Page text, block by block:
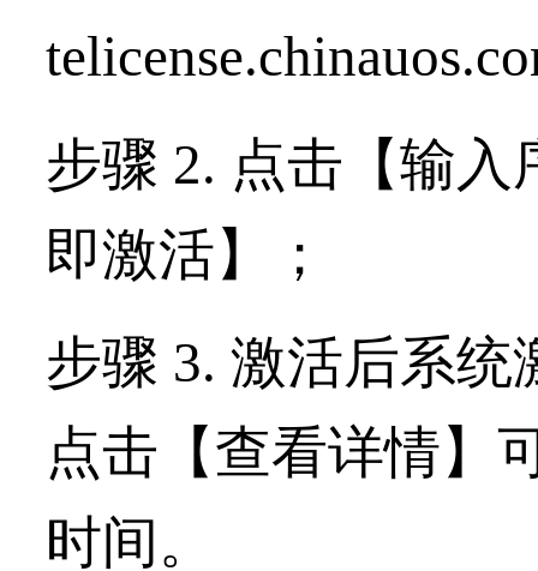
步骤 2. 点击【输
即激活】；
步骤 3. 激活后系
点击【查看详情】
时间。